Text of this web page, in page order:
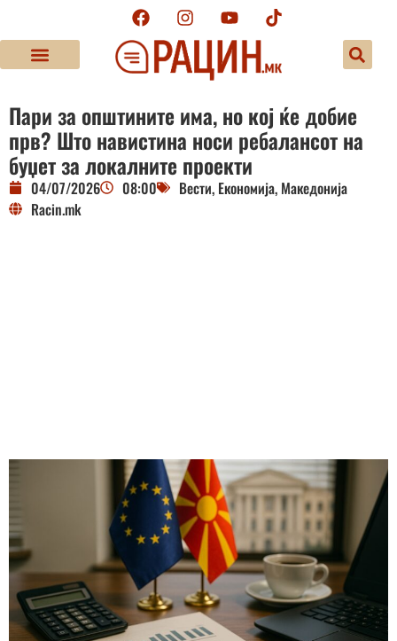
Пари за општините има, но кој ќе добие
прв? Што навистина носи ребалансот на
буџет за локалните проекти
04/07/2026 08:00 Вести, Економија, Македонија
Racin.mk